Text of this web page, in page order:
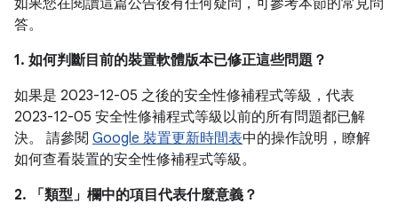
如果您在閱讀這篇公告後有任何疑問，可參考本節的常見問
答。
1. 如何判斷目前的裝置軟體版本已修正這些問題？
如果是 2023-12-05 之後的安全性修補程式等級，代表
2023-12-05 安全性修補程式等級以前的所有問題都已解
決。 請參閱 Google 裝置更新時間表中的操作說明，瞭解
如何查看裝置的安全性修補程式等級。
2. 「類型」 欄中的項目代表什麼意義？